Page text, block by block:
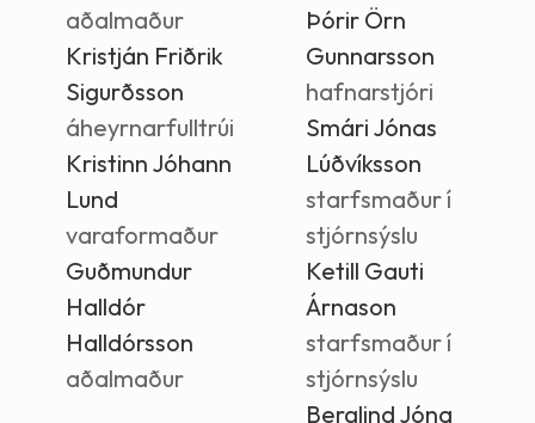
aðalmaður
Kristján Friðrik
Sigurðsson
áheyrnarfulltrúi
Kristinn Jóhann
Lund
varaformaður
Guðmundur
Halldór
Halldórsson
aðalmaður
Þórir Örn
Gunnarsson
hafnarstjóri
Smári Jónas
Lúðvíksson
starfsmaður í
stjórnsýslu
Ketill Gauti
Árnason
starfsmaður í
stjórnsýslu
Berglind Jóna